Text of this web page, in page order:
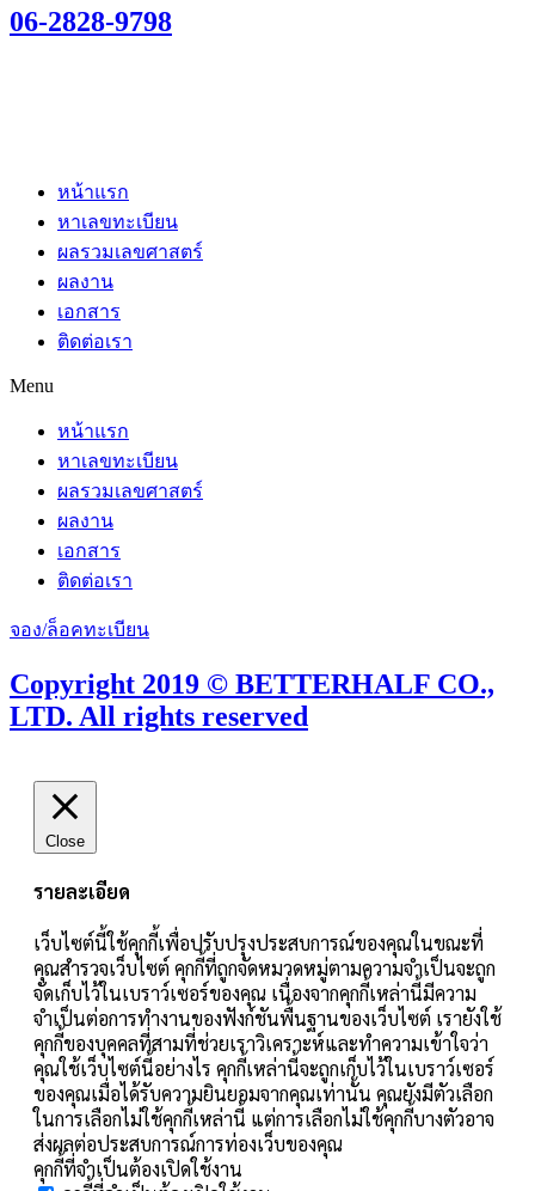
06-2828-9798
หน้าแรก
หาเลขทะเบียน
ผลรวมเลขศาสตร์
ผลงาน
เอกสาร
ติดต่อเรา
Menu
หน้าแรก
หาเลขทะเบียน
ผลรวมเลขศาสตร์
ผลงาน
เอกสาร
ติดต่อเรา
จอง/ล็อคทะเบียน
Copyright 2019 © BETTERHALF CO.,
LTD. All rights reserved
Close
รายละเอียด
เว็บไซต์นี้ใช้คุกกี้เพื่อปรับปรุงประสบการณ์ของคุณในขณะที่
คุณสำรวจเว็บไซต์ คุกกี้ที่ถูกจัดหมวดหมู่ตามความจำเป็นจะถูก
จัดเก็บไว้ในเบราว์เซอร์ของคุณ เนื่องจากคุกกี้เหล่านี้มีความ
จำเป็นต่อการทำงานของฟังก์ชันพื้นฐานของเว็บไซต์ เรายังใช้
คุกกี้ของบุคคลที่สามที่ช่วยเราวิเคราะห์และทำความเข้าใจว่า
คุณใช้เว็บไซต์นี้อย่างไร คุกกี้เหล่านี้จะถูกเก็บไว้ในเบราว์เซอร์
ของคุณเมื่อได้รับความยินยอมจากคุณเท่านั้น คุณยังมีตัวเลือก
ในการเลือกไม่ใช้คุกกี้เหล่านี้ แต่การเลือกไม่ใช้คุกกี้บางตัวอาจ
ส่งผลต่อประสบการณ์การท่องเว็บของคุณ
คุกกี้ที่จำเป็นต้องเปิดใช้งาน